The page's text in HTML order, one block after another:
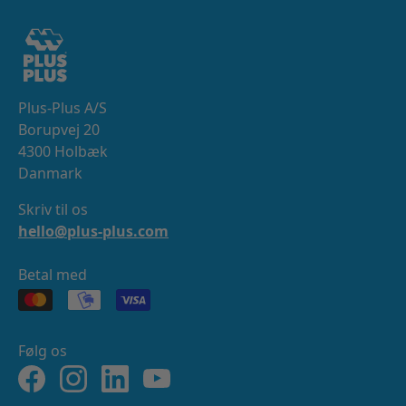
Plus-Plus A/S
Borupvej 20
4300 Holbæk
Danmark
Skriv til os
hello@plus-plus.com
Betal med
Følg os